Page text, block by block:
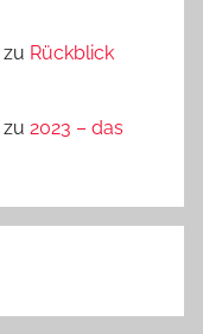
zu Rückblick
zu 2023 – das